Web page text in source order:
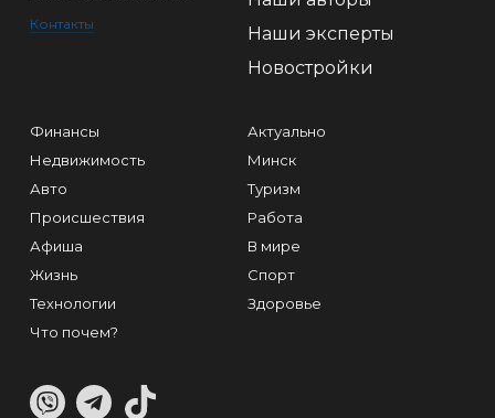
Контакты
Наши эксперты
Новостройки
Финансы
Недвижимость
Авто
Происшествия
Афиша
Жизнь
Технологии
Что почем?
Актуально
Минск
Туризм
Работа
В мире
Спорт
Здоровье